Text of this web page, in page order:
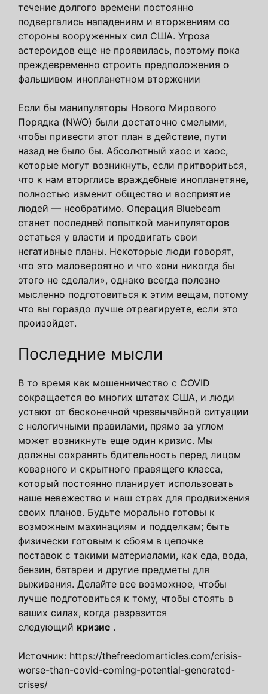
течение долгого времени постоянно
подвергались нападениям и вторжениям со
стороны вооруженных сил США. Угроза
астероидов еще не проявилась, поэтому пока
преждевременно строить предположения о
фальшивом инопланетном вторжении
Если бы манипуляторы Нового Мирового
Порядка (NWO) были достаточно смелыми,
чтобы привести этот план в действие, пути
назад не было бы. Абсолютный хаос и хаос,
которые могут возникнуть, если притвориться,
что к нам вторглись враждебные инопланетяне,
полностью изменит общество и восприятие
людей — необратимо. Операция Bluebeam
станет последней попыткой манипуляторов
остаться у власти и продвигать свои
негативные планы. Некоторые люди говорят,
что это маловероятно и что «они никогда бы
этого не сделали», однако всегда полезно
мысленно подготовиться к этим вещам, потому
что вы гораздо лучше отреагируете, если это
произойдет.
Последние мысли
В то время как мошенничество с COVID
сокращается во многих штатах США, и люди
устают от бесконечной чрезвычайной ситуации
с нелогичными правилами, прямо за углом
может возникнуть еще один кризис. Мы
должны сохранять бдительность перед лицом
коварного и скрытного правящего класса,
который постоянно планирует использовать
наше невежество и наш страх для продвижения
своих планов. Будьте морально готовы к
возможным махинациям и подделкам; быть
физически готовым к сбоям в цепочке
поставок с такими материалами, как еда, вода,
бензин, батареи и другие предметы для
выживания. Делайте все возможное, чтобы
лучше подготовиться к тому, чтобы стоять в
ваших силах, когда разразится
следующий кризис .
Источник: https://thefreedomarticles.com/crisis-
worse-than-covid-coming-potential-generated-
crises/